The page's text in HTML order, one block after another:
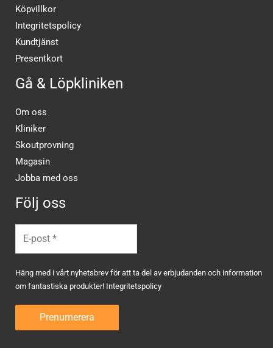
Köpvillkor
Integritetspolicy
Kundtjänst
Presentkort
Gå & Löpkliniken
Om oss
Kliniker
Skoutprovning
Magasin
Jobba med oss
Följ oss
Häng med i vårt nyhetsbrev för att ta del av erbjudanden och information
om fantastiska produkter! Integritetspolicy